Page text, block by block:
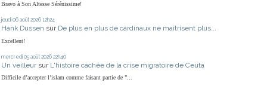
Bravo à Son Altesse Sérénissime!
jeudi 06 août 2026 12h24
Hank Dussen sur De plus en plus de cardinaux ne maîtrisent plus...
Excellent!
mercredi 05 août 2026 22h40
Un veilleur sur L'histoire cachée de la crise migratoire de Ceuta
Difficile d’accepter l’islam comme faisant partie de ”...